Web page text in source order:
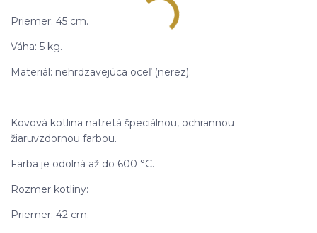
Priemer: 45 cm.
Váha: 5 kg.
Materiál: nehrdzavejúca oceľ (nerez).
Kovová kotlina natretá špeciálnou, ochrannou
žiaruvzdornou farbou.
Farba je odolná až do 600 °C.
Rozmer kotliny:
Priemer: 42 cm.